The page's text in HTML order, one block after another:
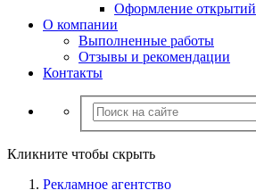
Оформление открытий
О компании
Выполненные работы
Отзывы и рекомендации
Контакты
Кликните чтобы скрыть
Рекламное агентство